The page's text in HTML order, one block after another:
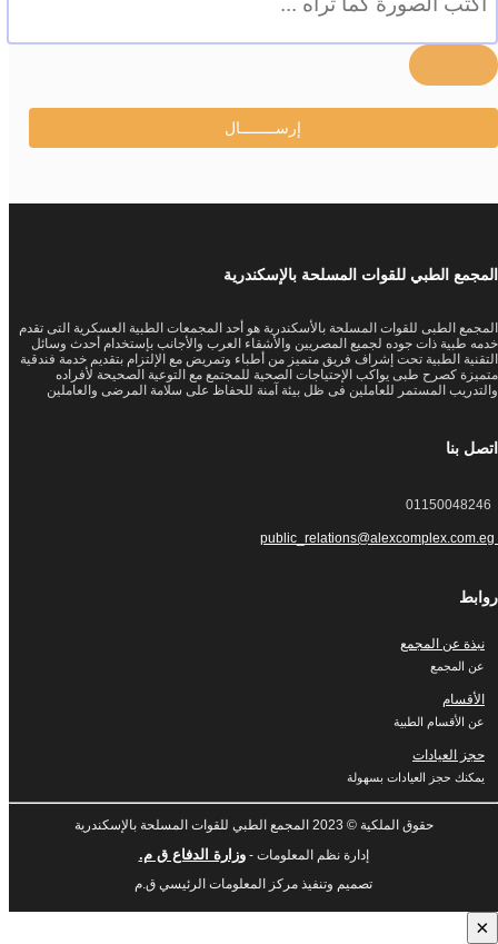
المجمع الطبي للقوات المسلحة بالإسكندرية
المجمع الطبى للقوات المسلحة بالأسكندرية هو أحد المجمعات الطبية العسكرية التى تقدم
خدمه طبية ذات جوده لجميع المصريين والأشقاء العرب والأجانب بإستخدام أحدث وسائل
التقنية الطبية تحت إشراف فريق متميز من أطباء وتمريض مع الإلتزام بتقديم خدمة فندقية
متميزة كصرح طبى يواكب الإحتياجات الصحية للمجتمع مع التوعية الصحيحة لأفراده
والتدريب المستمر للعاملين فى ظل بيئة آمنة للحفاظ على سلامة المرضى والعاملين
اتصل بنا
روابط
نبذة عن المجمع
عن المجمع
الأقسام
عن الأقسام الطبية
حجز العيادات
يمكنك حجز العيادات بسهولة
حقوق الملكية © 2023 المجمع الطبي للقوات المسلحة بالإسكندرية
إدارة نظم المعلومات -وزارة الدفاع ق م.
تصميم وتنفيذ مركز المعلومات الرئيسي ق.م
×